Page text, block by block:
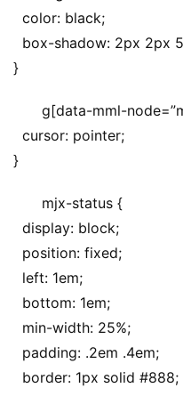
  color: black;
box-shadow: 2px
}
g[data-mml-
  cursor: pointer;
}
mjx-status {
  display: block;
  position: fixed;
  left: 1em;
  bottom: 1em;
  min-width: 25%;
  padding: .2em .4em;
  border: 1px solid #888;